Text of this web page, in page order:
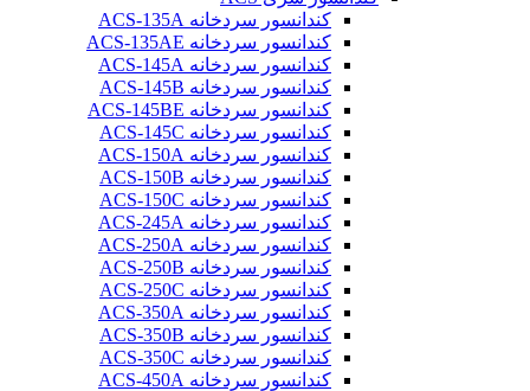
کندانسور سردخانه ACS-135A
کندانسور سردخانه ACS-135AE
کندانسور سردخانه ACS-145A
کندانسور سردخانه ACS-145B
کندانسور سردخانه ACS-145BE
کندانسور سردخانه ACS-145C
کندانسور سردخانه ACS-150A
کندانسور سردخانه ACS-150B
کندانسور سردخانه ACS-150C
کندانسور سردخانه ACS-245A
کندانسور سردخانه ACS-250A
کندانسور سردخانه ACS-250B
کندانسور سردخانه ACS-250C
کندانسور سردخانه ACS-350A
کندانسور سردخانه ACS-350B
کندانسور سردخانه ACS-350C
کندانسور سردخانه ACS-450A